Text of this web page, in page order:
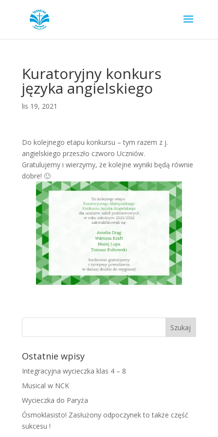
Kuratoryjny konkurs
języka angielskiego
lis 19, 2021
Do kolejnego etapu konkursu – tym razem z j.
angielskiego przeszło czworo Uczniów.
Gratulujemy i wierzymy, że kolejne wyniki będą równie
dobre! 🙂
Ostatnie wpisy
Integracyjna wycieczka klas 4 – 8
Musical w NCK
Wycieczka do Paryża
Ósmoklasisto! Zasłużony odpoczynek to także część
sukcesu !